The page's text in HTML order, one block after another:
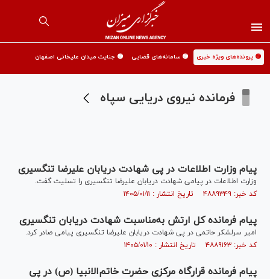
🟡 پرونده‌های ویژه خبری 🟡 سامانه‌های قضایی 🟡 جنایت میدان علیخانی اصفهان
فرمانده نیروی دریایی سپاه
پیام وزارت اطلاعات در پی شهادت دریابان علیرضا تنگسیری
وزارت اطلاعات در پیامی شهادت دریابان علیرضا تنگسیری را تسلیت گفت.
کد خبر: ۴۸۸۹۳۴۹ تاریخ انتشار : ۱۴۰۵/۰۱/۱۱
پیام فرمانده کل ارتش به‌مناسبت شهادت دریابان تنگسیری
امیر سرلشکر حاتمی در پی شهادت دریابان علیرضا تنگسیری پیامی صادر کرد.
کد خبر: ۴۸۸۹۱۶۳ تاریخ انتشار : ۱۴۰۵/۰۱/۱۰
پیام فرمانده قرارگاه مرکزی حضرت خاتم‌الانبیا (ص) در پی